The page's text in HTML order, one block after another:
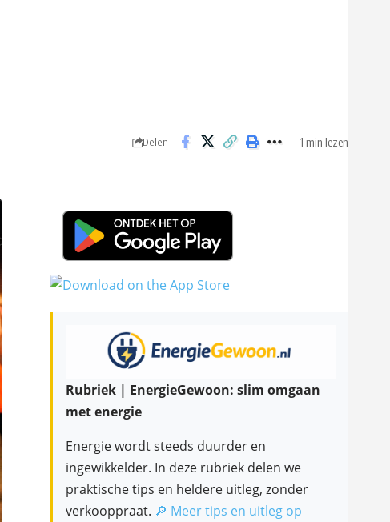
Delen 1 min lezen
Rubriek | EnergieGewoon: slim omgaan
met energie
Energie wordt steeds duurder en
ingewikkelder. In deze rubriek delen we
praktische tips en heldere uitleg, zonder
verkooppraat. 🔎 Meer tips en uitleg op